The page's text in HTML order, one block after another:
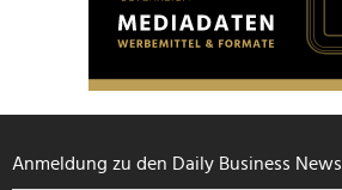
Anmeldung zu den Daily Business News